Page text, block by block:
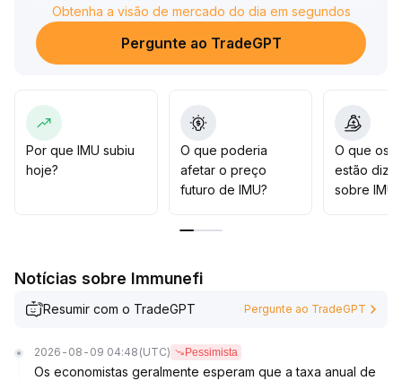
atenção ao suporte de curto prazo na região de
0,00130; caso este suporte seja perdido, há risco de
queda adicional.
precaver riscos de liquidez, acompanhando os
avanços dos fundamentos e o ritmo da relistagem do
projeto em outras plataformas.
No curto prazo, não é recomendado comprar de forma
precipitada; é necessário monitorar dinamicamente
Obtenha a visão de mercado do dia em segundos
Pergunte ao TradeGPT
Por que IMU subiu
hoje?
O que poderia
afetar o preço
futuro de IMU?
O que os
estão
sobre IMU?
Notícias sobre Immunefi
Resumir com o TradeGPT Pergunte ao TradeGPT
2026-08-09 04:48 (UTC) Pessimista
Os economistas geralmente esperam que a taxa anual de